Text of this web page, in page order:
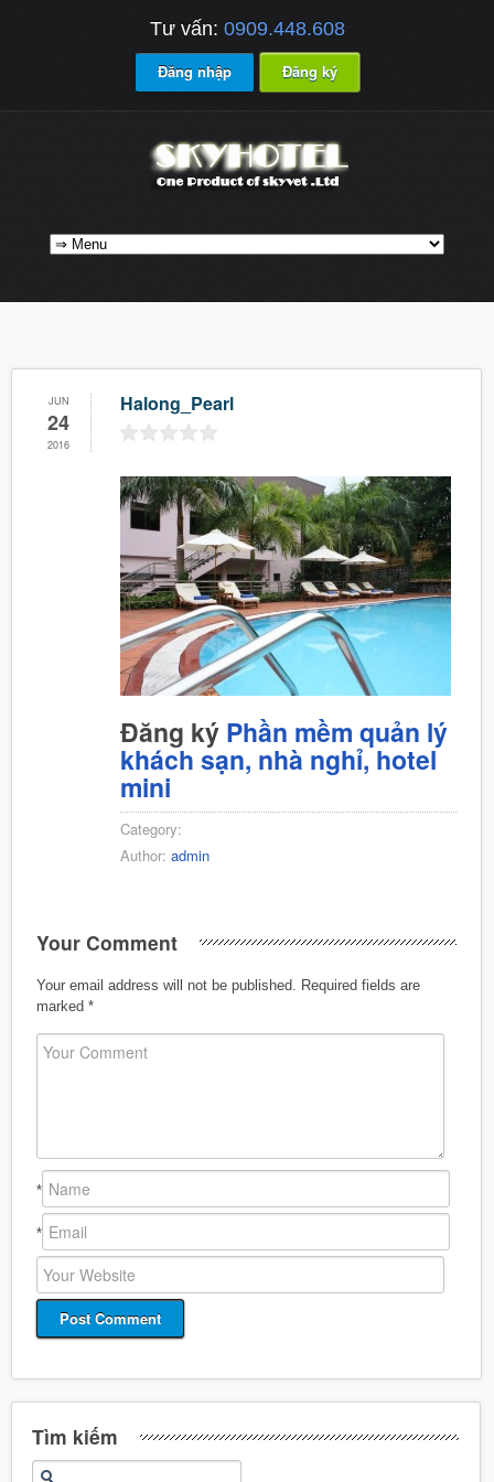
Tư vấn: 0909.448.608
Đăng nhập Đăng ký
JUN
24
2016
Halong_Pearl
Đăng ký Phần mềm quản lý
khách sạn, nhà nghỉ, hotel
mini
Category:
Author: admin
Your Comment
Your email address will not be published.
Required fields are
marked *
*
*
Tìm kiếm